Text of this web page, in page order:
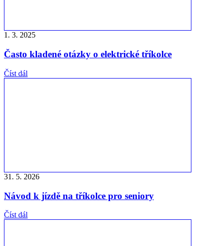
1. 3. 2025
Často kladené otázky o elektrické tříkolce
Číst dál
31. 5. 2026
Návod k jízdě na tříkolce pro seniory
Číst dál